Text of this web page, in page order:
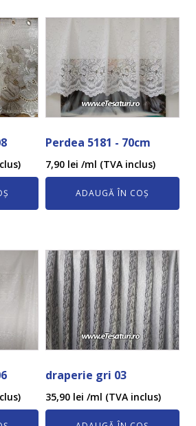
Perdea 5181 - 70cm
7,90 lei /ml (TVA inclus)
ADAUGĂ ÎN COȘ
draperie gri 03
35,90 lei /ml (TVA inclus)